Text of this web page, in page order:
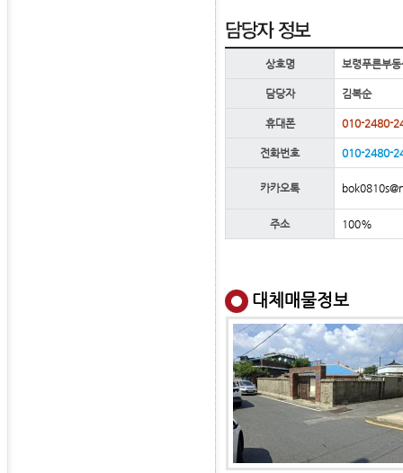
상호명 보령푸른부
담당자 김복순
휴대폰 010-2480-
전화번호 010-2480-
카카오톡
주소 100%
대체매물정보